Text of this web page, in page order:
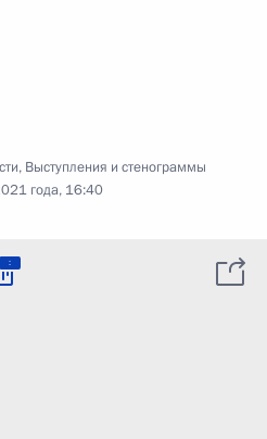
, Выступления и стенограммы
года, 16:40
: